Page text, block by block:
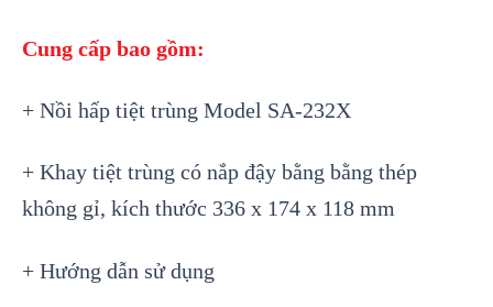
Cung cấp bao gồm:
+ Nồi hấp tiệt trùng Model SA-232X
+ Khay tiệt trùng có nắp đậy bằng bằng thép
không gỉ, kích thước 336 x 174 x 118 mm
+ Hướng dẫn sử dụng